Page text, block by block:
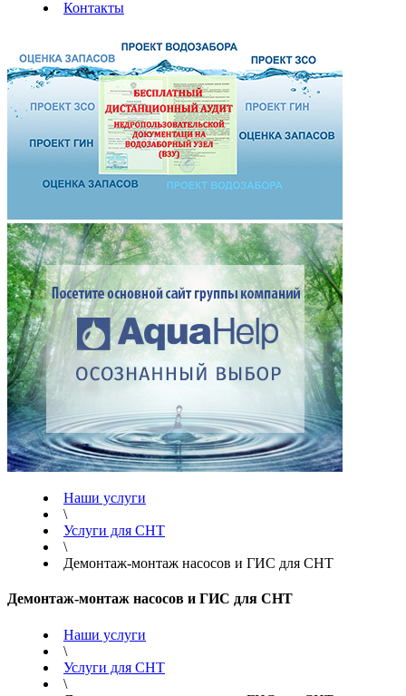
Контакты
Наши услуги
\
Услуги для СНТ
\
Демонтаж-монтаж насосов и ГИС для СНТ
Демонтаж-монтаж насосов и ГИС для СНТ
Наши услуги
\
Услуги для СНТ
\